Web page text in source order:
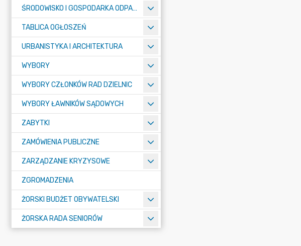
ŚRODOWISKO I GOSPODARKA ODPADAMI
TABLICA OGŁOSZEŃ
URBANISTYKA I ARCHITEKTURA
WYBORY
WYBORY CZŁONKÓW RAD DZIELNIC
WYBORY ŁAWNIKÓW SĄDOWYCH
ZABYTKI
ZAMÓWIENIA PUBLICZNE
ZARZĄDZANIE KRYZYSOWE
ZGROMADZENIA
ŻORSKI BUDŻET OBYWATELSKI
ŻORSKA RADA SENIORÓW